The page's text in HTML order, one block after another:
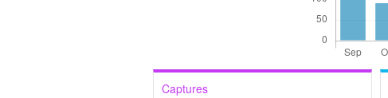
Captures